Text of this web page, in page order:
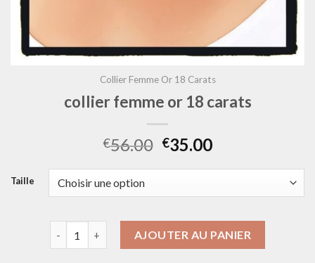
Collier Femme Or 18 Carats
collier femme or 18 carats
€56.00 €35.00
Taille
AJOUTER AU PANIER